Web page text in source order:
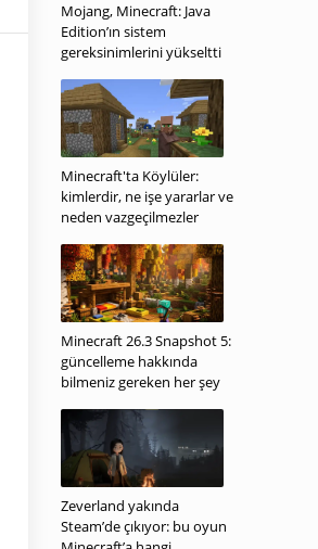
Mojang, Minecraft: Java
Edition’ın sistem
gereksinimlerini yükseltti
Minecraft'ta Köylüler:
kimlerdir, ne işe yararlar ve
neden vazgeçilmezler
Minecraft 26.3 Snapshot 5:
güncelleme hakkında
bilmeniz gereken her şey
Zeverland yakında
Steam’de çıkıyor: bu oyun